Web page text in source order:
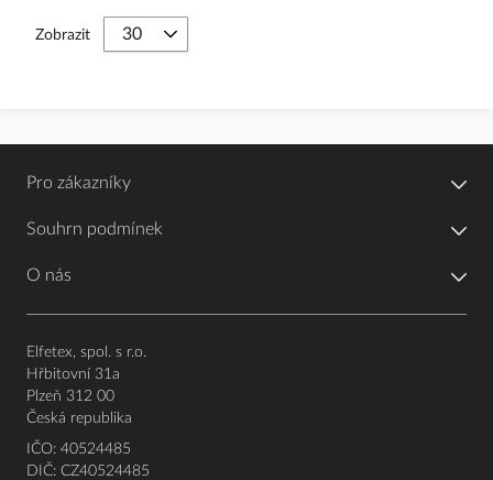
Zobrazit
Pro zákazníky
Souhrn podmínek
O nás
Elfetex, spol. s r.o.
Hřbitovní 31a
Plzeň 312 00
Česká republika
IČO: 40524485
DIČ: CZ40524485